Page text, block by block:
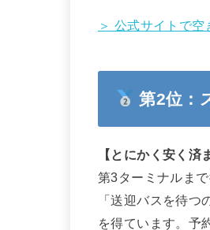
＞ 公式サイトで空
第2位：
【とにかく安く済
第3ターミナルま
「送迎バスを待
を得ています。予